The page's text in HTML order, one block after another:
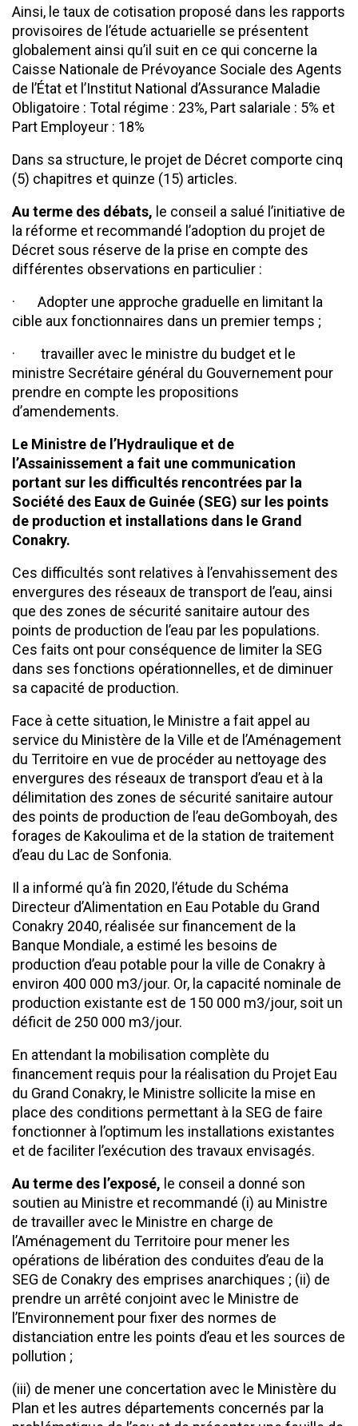
Ainsi, le taux de cotisation proposé dans les rapports
provisoires de l’étude actuarielle se présentent
globalement ainsi qu’il suit en ce qui concerne la
Caisse Nationale de Prévoyance Sociale des Agents
de l’État et l’Institut National d’Assurance Maladie
Obligatoire : Total régime : 23%, Part salariale : 5% et
Part Employeur : 18%
Dans sa structure, le projet de Décret comporte cinq
(5) chapitres et quinze (15) articles.
Au terme des débats, le conseil a salué l’initiative de
la réforme et recommandé l’adoption du projet de
Décret sous réserve de la prise en compte des
différentes observations en particulier :
· Adopter une approche graduelle en limitant la
cible aux fonctionnaires dans un premier temps ;
· travailler avec le ministre du budget et le
ministre Secrétaire général du Gouvernement pour
prendre en compte les propositions
d’amendements.
Le Ministre de l’Hydraulique et de
l’Assainissement a fait une communication
portant sur les difficultés rencontrées par la
Société des Eaux de Guinée (SEG) sur les points
de production et installations dans le Grand
Conakry.
Ces difficultés sont relatives à l’envahissement des
envergures des réseaux de transport de l’eau, ainsi
que des zones de sécurité sanitaire autour des
points de production de l’eau par les populations.
Ces faits ont pour conséquence de limiter la SEG
dans ses fonctions opérationnelles, et de diminuer
sa capacité de production.
Face à cette situation, le Ministre a fait appel au
service du Ministère de la Ville et de l’Aménagement
du Territoire en vue de procéder au nettoyage des
envergures des réseaux de transport d’eau et à la
délimitation des zones de sécurité sanitaire autour
des points de production de l’eau deGomboyah, des
forages de Kakoulima et de la station de traitement
d’eau du Lac de Sonfonia.
Il a informé qu’à fin 2020, l’étude du Schéma
Directeur d’Alimentation en Eau Potable du Grand
Conakry 2040, réalisée sur financement de la
Banque Mondiale, a estimé les besoins de
production d’eau potable pour la ville de Conakry à
environ 400 000 m3/jour. Or, la capacité nominale de
production existante est de 150 000 m3/jour, soit un
déficit de 250 000 m3/jour.
En attendant la mobilisation complète du
financement requis pour la réalisation du Projet Eau
du Grand Conakry, le Ministre sollicite la mise en
place des conditions permettant à la SEG de faire
fonctionner à l’optimum les installations existantes
et de faciliter l’exécution des travaux envisagés.
Au terme des l’exposé, le conseil a donné son
soutien au Ministre et recommandé (i) au Ministre
de travailler avec le Ministre en charge de
l’Aménagement du Territoire pour mener les
opérations de libération des conduites d’eau de la
SEG de Conakry des emprises anarchiques ; (ii) de
prendre un arrêté conjoint avec le Ministre de
l’Environnement pour fixer des normes de
distanciation entre les points d’eau et les sources de
pollution ;
(iii) de mener une concertation avec le Ministère du
Plan et les autres départements concernés par la